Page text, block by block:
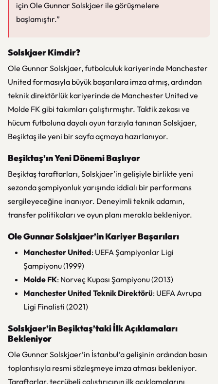
için Ole Gunnar Solskjaer ile görüşmelere
başlamıştır.”
Solskjaer Kimdir?
Ole Gunnar Solskjaer, futbolculuk kariyerinde Manchester
United formasıyla büyük başarılara imza atmış, ardından
teknik direktörlük kariyerinde de Manchester United ve
Molde FK gibi takımları çalıştırmıştır. Taktik zekası ve
hücum futboluna dayalı oyun tarzıyla tanınan Solskjaer,
Beşiktaş ile yeni bir sayfa açmaya hazırlanıyor.
Beşiktaş’ın Yeni Dönemi Başlıyor
Beşiktaş taraftarları, Solskjaer’in gelişiyle birlikte yeni
sezonda şampiyonluk yarışında iddialı bir performans
sergileyeceğine inanıyor. Deneyimli teknik adamın,
transfer politikaları ve oyun planı merakla bekleniyor.
Ole Gunnar Solskjaer’in Kariyer Başarıları
Manchester United: UEFA Şampiyonlar Ligi
Şampiyonu (1999)
Molde FK: Norveç Kupası Şampiyonu (2013)
Manchester United Teknik Direktörü: UEFA Avrupa
Ligi Finalisti (2021)
Solskjaer’in Beşiktaş’taki İlk Açıklamaları
Bekleniyor
Ole Gunnar Solskjaer’in İstanbul’a gelişinin ardından basın
toplantısıyla resmi sözleşmeye imza atması bekleniyor.
Taraftarlar, tecrübeli çalıştırıcının ilk açıklamalarını